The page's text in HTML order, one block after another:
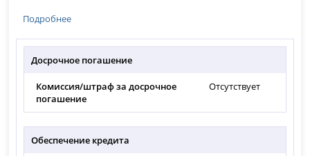
Подробнее
Досрочное погашение
Комиссия/штраф за досрочное
погашение
Отсутствует
Обеспечение кредита